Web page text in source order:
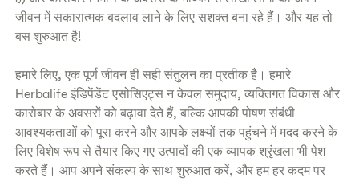
जीवन में सकारात्मक बदलाव लाने के लिए सशक्त बना रहे हैं। और यह तो
बस शुरुआत है!
हमारे लिए, एक पूर्ण जीवन ही सही संतुलन का प्रतीक है। हमारे
Herbalife इंडिपेंडेंट एसोसिएट्स न केवल समुदाय, व्यक्तिगत विकास और
कारोबार के अवसरों को बढ़ावा देते हैं, बल्कि आपकी पोषण संबंधी
आवश्यकताओं को पूरा करने और आपके लक्ष्यों तक पहुंचने में मदद करने के
लिए विशेष रूप से तैयार किए गए उत्पादों की एक व्यापक श्रृंखला भी पेश
करते हैं। आप अपने संकल्प के साथ शुरुआत करें, और हम हर कदम पर